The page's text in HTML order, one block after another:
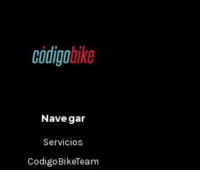
Navegar
Servicios
CodigoBikeTeam